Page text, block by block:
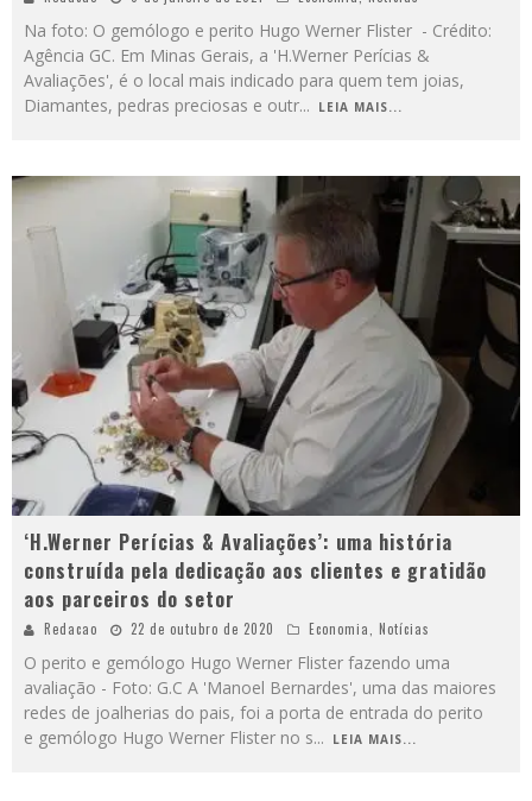
Na foto: O gemólogo e perito Hugo Werner Flister - Crédito:
Agência GC. Em Minas Gerais, a 'H.Werner Perícias &
Avaliações', é o local mais indicado para quem tem joias,
Diamantes, pedras preciosas e outr... LEIA MAIS...
‘H.Werner Perícias & Avaliações’: uma história
construída pela dedicação aos clientes e gratidão
aos parceiros do setor
Redacao 22 de outubro de 2020 Economia Notícias
O perito e gemólogo Hugo Werner Flister fazendo uma
avaliação - Foto: G.C A 'Manoel Bernardes', uma das maiores
redes de joalherias do pais, foi a porta de entrada do perito
e gemólogo Hugo Werner Flister no s... LEIA MAIS...